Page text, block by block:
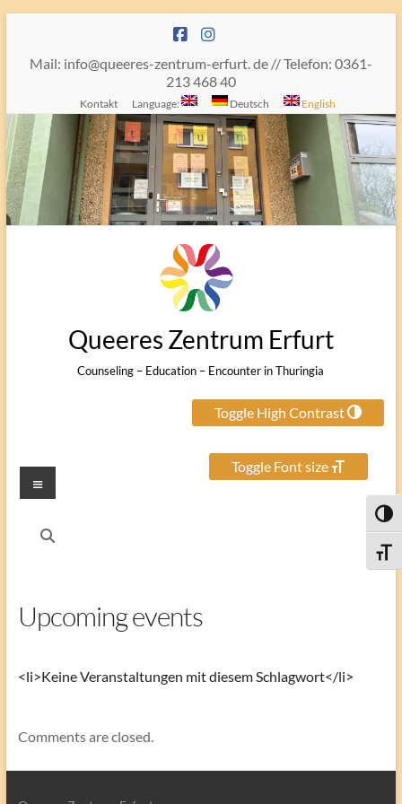
content
Mail: info@queeres-zentrum-erfurt. de // Telefon: 0361-
213 468 40
Kontakt Language: Deutsch English
Queeres Zentrum Erfurt
Counseling – Education – Encounter in Thuringia
Toggle High Contrast
Toggle Font size
Menu
Upcoming events
<li>Keine Veranstaltungen mit diesem Schlagwort</li>
Comments are closed.